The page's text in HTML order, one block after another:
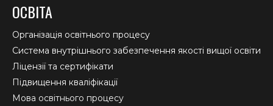
opens
in
new
window
opens
in
new
window
in
new
window
ОСВІТА
Організація освітнього процесу
Система внутрішнього забезпечення якості вищої освіти
Ліцензії та сертифікати
Підвищення кваліфікації
Мова освітнього процесу